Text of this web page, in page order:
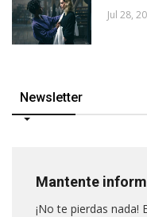
Jul 28,
Newsletter
Mantente
¡No te pierdas